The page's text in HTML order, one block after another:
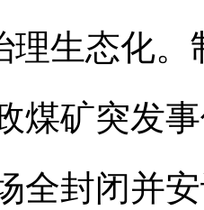
理生态化
煤矿突发
全封闭并